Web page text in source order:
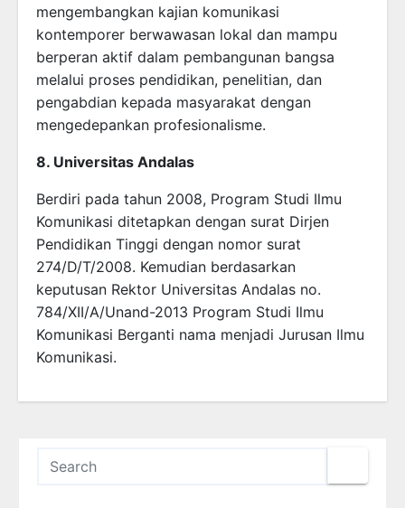
mengembangkan kajian komunikasi
kontemporer berwawasan lokal dan mampu
berperan aktif dalam pembangunan bangsa
melalui proses pendidikan, penelitian, dan
pengabdian kepada masyarakat dengan
mengedepankan profesionalisme.
8. Universitas Andalas
Berdiri pada tahun 2008, Program Studi Ilmu
Komunikasi ditetapkan dengan surat Dirjen
Pendidikan Tinggi dengan nomor surat
274/D/T/2008. Kemudian berdasarkan
keputusan Rektor Universitas Andalas no.
784/XII/A/Unand-2013 Program Studi Ilmu
Komunikasi Berganti nama menjadi Jurusan Ilmu
Komunikasi.